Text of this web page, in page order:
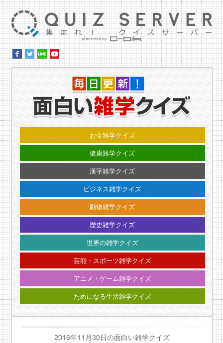
お金雑学クイズ
健康雑学クイズ
漢字雑学クイズ
ビジネス雑学クイズ
動物雑学クイズ
歴史雑学クイズ
世界の雑学クイズ
芸能・スポーツ雑学クイズ
アニメ・ゲーム雑学クイズ
ためになる生活雑学クイズ
2016年11月30日の面白い雑学クイズ